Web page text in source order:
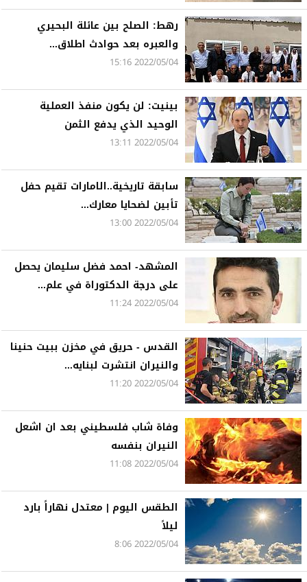
رهط: الصلح بين عائلة البحيري
والعبره بعد حوادث اطلاق...
2022/05/04 15:16
بينيت: لن يكون منفذ العملية
الوحيد الذي يدفع الثمن
2022/05/04 13:11
سابقة تاريخية..الامارات تقيم حفل
تأبين لضحايا معارك...
2022/05/04 13:00
المشهد- احمد فضل سليمان يحصل
على درجة الدكتوراة في علم...
2022/05/04 11:24
القدس - حريق في مخزن ببيت حنينا
والنيران انتشرت لبنايه...
2022/05/04 11:20
وفاة شاب فلسطيني بعد ان اشعل
النيران بنفسه
2022/05/04 11:08
الطقس اليوم | معتدل نهاراً بارد
ليلاً
2022/05/04 8:06